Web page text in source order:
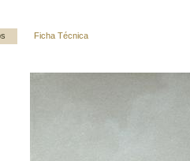
Ficha Técnica